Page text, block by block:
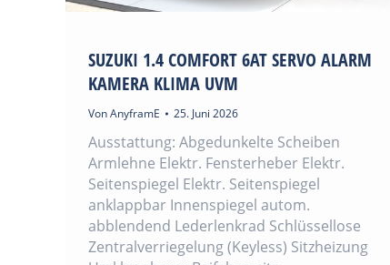
SUZUKI 1.4 COMFORT 6AT SERVO ALARM
KAMERA KLIMA UVM
VonAnyframE 25. Juni 2026
Ausstattung: Abgedunkelte Scheiben
Armlehne Elektr. Fensterheber Elektr.
Seitenspiegel Elektr. Seitenspiegel
anklappbar Innenspiegel autom.
abblendend Lederlenkrad Schlüssellose
Zentralverriegelung (Keyless) Sitzheizung